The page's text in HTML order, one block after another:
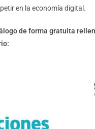
en la economía digital.
de forma gratuita